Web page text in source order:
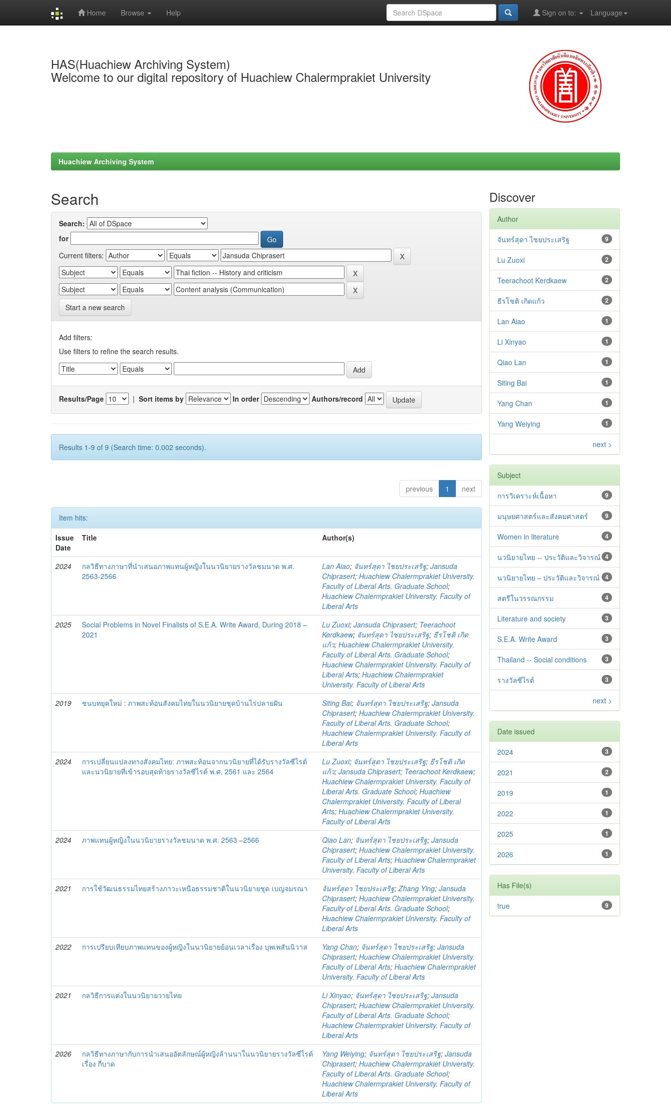
Home Browse Help Language
Sign on to:
HAS(Huachiew Archiving System)
Welcome to our digital repository of Huachiew Chalermprakiet University
Huachiew Archiving System
Search
Search:
for
Current filters:
Start a new search
Add filters:
Use filters to refine the search results.
Results/Page | Sort items by In order Authors/record
Results 1-9 of 9 (Search time: 0.002 seconds).
previous 1 next
Item hits:
Issue
Date
Title Author(s)
2024
กลวิธีทางภาษาที่นำเสนอภาพแทนผู้หญิงในนวนิยายรางวัลชมนาด พ.ศ.
2563-2566
Lan Aiao; จันทร์สุดา ไชยประเสริฐ;Jansuda
Chiprasert;Huachiew Chalermprakiet University.
Faculty of Liberal Arts. Graduate School;
Huachiew Chalermprakiet University. Faculty of
Liberal Arts
2025
Social Problems in Novel Finalists of S.E.A. Write Award, During 2018 –
2021
Lu Zuoxi;Jansuda Chiprasert; Teerachoot
Kerdkaew; จันทร์สุดา ไชยประเสริฐ; ธีรโชติ เกิด
แก้ว;Huachiew Chalermprakiet University.
Faculty of Liberal Arts. Graduate School;
Huachiew Chalermprakiet University. Faculty of
Liberal Arts;Huachiew Chalermprakiet
University. Faculty of Liberal Arts
2019
ชนบทยุคใหม่ : ภาพสะท้อนสังคมไทยในนวนิยายชุดบ้านไร่ปลายฝัน Siting Bai; จันทร์สุดา ไชยประเสริฐ;Jansuda
Chiprasert;Huachiew Chalermprakiet University.
Faculty of Liberal Arts. Graduate School;
Huachiew Chalermprakiet University. Faculty of
Liberal Arts
2024
การเปลี่ยนแปลงทางสังคมไทย: ภาพสะท้อนจากนวนิยายที่ได้รับรางวัลซีไรต์
และนวนิยายที่เข้ารอบสุดท้ายรางวัลซีไรต์ พ.ศ. 2561 และ 2564
Lu Zuoxi; จันทร์สุดา ไชยประเสริฐ; ธีรโชติ เกิด
แก้ว;Jansuda Chiprasert; Teerachoot Kerdkaew;
Huachiew Chalermprakiet University. Faculty of
Liberal Arts. Graduate School;Huachiew
Chalermprakiet University. Faculty of Liberal
Arts;Huachiew Chalermprakiet University.
Faculty of Liberal Arts
2024
ภาพแทนผู้หญิงในนวนิยายรางวัลชมนาด พ.ศ. 2563 –2566 Qiao Lan; จันทร์สุดา ไชยประเสริฐ;Jansuda
Chiprasert;Huachiew Chalermprakiet University.
Faculty of Liberal Arts;Huachiew Chalermprakiet
University. Faculty of Liberal Arts
2021
การใช้วัฒนธรรมไทยสร้างภาวะเหนือธรรมชาติในนวนิยายชุด เบญจมรณา จันทร์สุดา ไชยประเสริฐ;Zhang Ying;Jansuda
Chiprasert;Huachiew Chalermprakiet University.
Faculty of Liberal Arts. Graduate School;
Huachiew Chalermprakiet University. Faculty of
Liberal Arts
2022
การเปรียบเทียบภาพแทนของผู้หญิงในนวนิยายย้อนเวลาเรื่อง บุพเพสันนิวาส Yang Chan; จันทร์สุดา ไชยประเสริฐ;Jansuda
Chiprasert;Huachiew Chalermprakiet University.
Faculty of Liberal Arts;Huachiew Chalermprakiet
University. Faculty of Liberal Arts
2021
กลวิธีการแต่งในนวนิยายวายไทย Li Xinyao; จันทร์สุดา ไชยประเสริฐ;Jansuda
Chiprasert;Huachiew Chalermprakiet University.
Faculty of Liberal Arts. Graduate School;
Huachiew Chalermprakiet University. Faculty of
Liberal Arts
2026
กลวิธีทางภาษากับการนำเสนออัตลักษณ์ผู้หญิงล้านนาในนวนิยายรางวัลซีไรต์
เรื่อง กี่บาด
Yang Weiying; จันทร์สุดา ไชยประเสริฐ;Jansuda
Chiprasert;Huachiew Chalermprakiet University.
Faculty of Liberal Arts. Graduate School;
Huachiew Chalermprakiet University. Faculty of
Liberal Arts
Discover
Author
9
จันทร์สุดา ไชยประเสริฐ
2
Lu Zuoxi
2
Teerachoot Kerdkaew
2
ธีรโชติ เกิดแก้ว
1
Lan Aiao
1
Li Xinyao
1
Qiao Lan
1
Siting Bai
1
Yang Chan
1
Yang Weiying
next >
Subject
9
การวิเคราะห์เนื้อหา
9
มนุษยศาสตร์และสังคมศาสตร์
4
Women in literature
4
นวนิยายไทย -- ประวัติและวิจารณ์
4
นวนิยายไทย – ประวัติและวิจารณ์
4
สตรีในวรรณกรรม
3
Literature and society
3
S.E.A. Write Award
3
Thailand -- Social conditions
3
รางวัลซีไรต์
next >
Date issued
3
2024
2
2021
1
2019
1
2022
1
2025
1
2026
Has File(s)
9
true